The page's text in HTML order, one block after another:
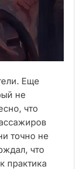
Еще
не
что
точно не
что
практика